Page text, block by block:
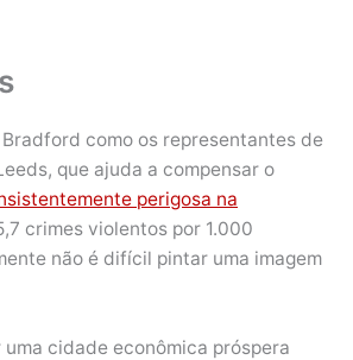
como os representantes de
que ajuda a compensar o
perigosa na
crimes violentos por 1.000
não é difícil pintar uma imagem
cidade econômica próspera